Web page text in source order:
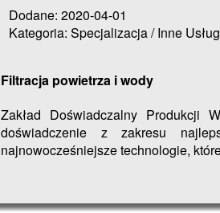
Dodane: 2020-04-01
Kategoria: Specjalizacja / Inne
Filtracja powietrza i wody
Zakład Doświadczalny Produkcji
doświadczenie z zakresu
najnowocześniejsze technologie,